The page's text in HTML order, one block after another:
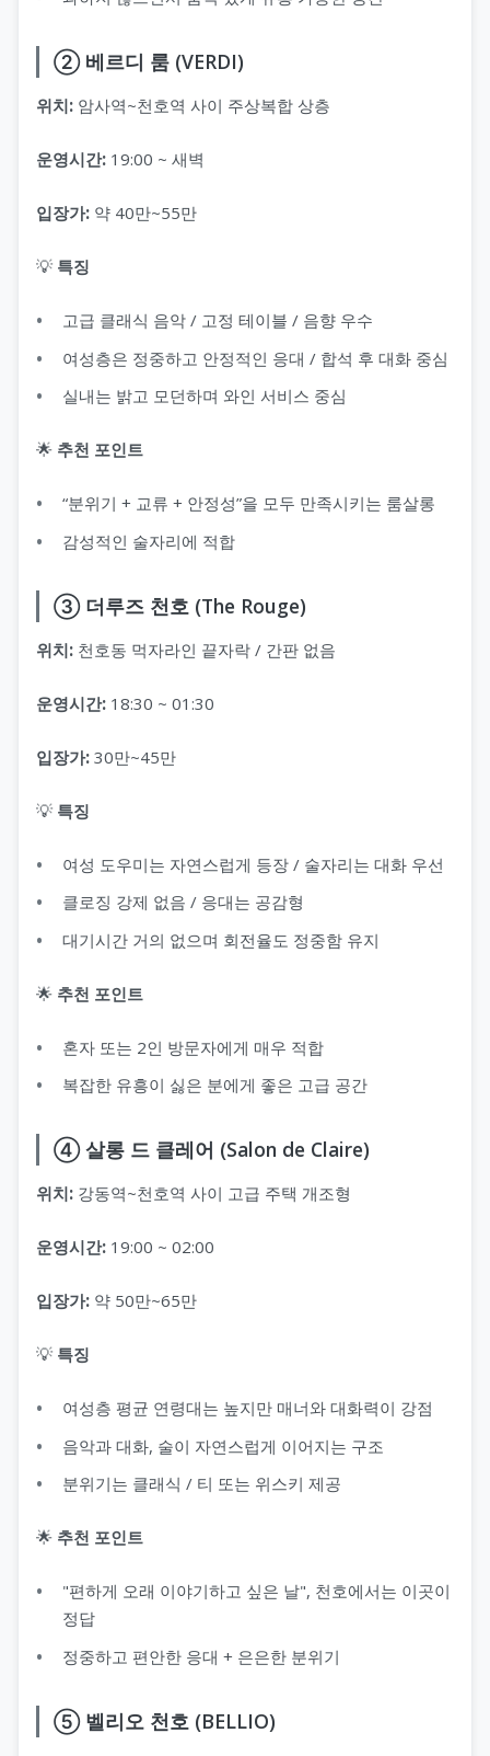
② 베르디 룸 (VERDI)
위치: 암사역~천호역 사이 주상복합 상층
운영시간: 19:00 ~ 새벽
입장가: 약 40만~55만
💡 특징
고급 클래식 음악 / 고정 테이블 / 음향 우수
여성층은 정중하고 안정적인 응대 / 합석 후 대화 중심
실내는 밝고 모던하며 와인 서비스 중심
🌟 추천 포인트
“분위기 + 교류 + 안정성”을 모두 만족시키는 룸살롱
감성적인 술자리에 적합
③ 더루즈 천호 (The Rouge)
위치: 천호동 먹자라인 끝자락 / 간판 없음
운영시간: 18:30 ~ 01:30
입장가: 30만~45만
💡 특징
여성 도우미는 자연스럽게 등장 / 술자리는 대화 우선
클로징 강제 없음 / 응대는 공감형
대기시간 거의 없으며 회전율도 정중함 유지
🌟 추천 포인트
혼자 또는 2인 방문자에게 매우 적합
복잡한 유흥이 싫은 분에게 좋은 고급 공간
④ 살롱 드 클레어 (Salon de Claire)
위치: 강동역~천호역 사이 고급 주택 개조형
운영시간: 19:00 ~ 02:00
입장가: 약 50만~65만
💡 특징
여성층 평균 연령대는 높지만 매너와 대화력이 강점
음악과 대화, 술이 자연스럽게 이어지는 구조
분위기는 클래식 / 티 또는 위스키 제공
🌟 추천 포인트
"편하게 오래 이야기하고 싶은 날", 천호에서는 이곳이
정답
정중하고 편안한 응대 + 은은한 분위기
⑤ 벨리오 천호 (BELLIO)